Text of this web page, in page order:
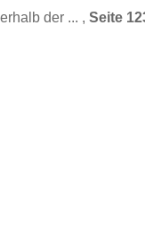
der ... , Seite